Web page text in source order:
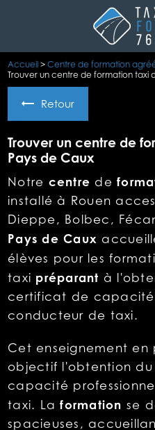
Accueil >Centre de formation
Trouver un centre de formation taxi
Retour
Trouver un centre de
Pays de Caux
Notre centre de
installé à Rouen
Dieppe , Bolbec,
Pays de Caux
élèves pour les
taxi préparant à
certificat de capacité
conducteur de taxi.
Cet enseignement en
objectif l'obtention
capacité
taxi. Laformation se
spacieuses,
Panneau de gestion des